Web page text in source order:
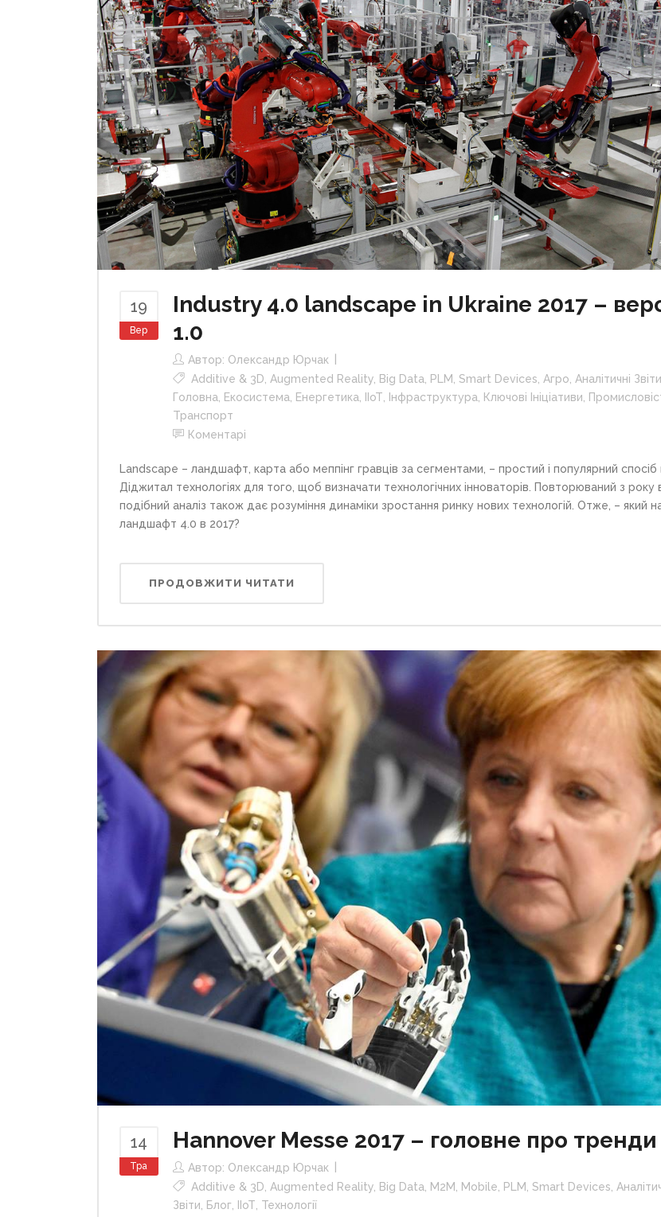
19
Вер
Industry 4.0 landscape in Ukraine 2017 –
1.0
Автор: Олександр Юрчак
Additive & 3D Augmented Reality Big Data PLM Smart Devices Агро Аналітичні Звіти
Головна
Екосистема Енергетика ІІоТ Інфраструктура Ключові Ініціативи
Транспорт
Коментарі
Landscape – ландшафт, карта або меппінг гравців за сегментами, – простий і популярний спосіб
Діджитал технологіях для того, щоб визначати технологічних інноваторів. Повторюваний з року
подібний аналіз також дає розуміння динаміки зростання ринку нових технологій. Отже, – який
ландшафт 4.0 в 2017?
ПРОДОВЖИТИ ЧИТАТИ
14
Тра
Hannover Messe 2017 – головне про тренди
Автор: Олександр Юрчак
Additive & 3D Augmented Reality Big Data M2M Mobile PLM Smart Devices
Звіти
Блог ІІоТ Технології